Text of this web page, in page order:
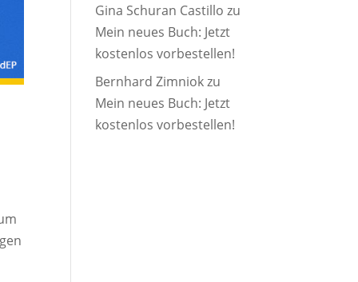
Gina Schuran Castillo zu
Mein neues Buch: Jetzt
kostenlos vorbestellen!
Bernhard Zimniokzu
Mein neues Buch: Jetzt
kostenlos vorbestellen!